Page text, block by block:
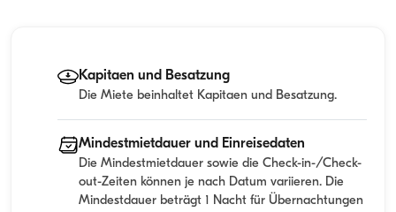
Kapitaen und Besatzung
Die Miete beinhaltet Kapitaen und Besatzung.
Mindestmietdauer und Einreisedaten
Die Mindestmietdauer sowie die Check-in-/Check-
out-Zeiten können je nach Datum variieren. Die
Mindestdauer beträgt 1 Nacht für Übernachtungen